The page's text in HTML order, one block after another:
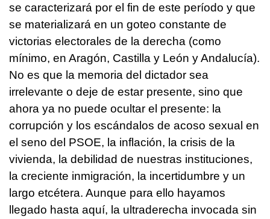
se caracterizará por el fin de este período y que
se materializará en un goteo constante de
victorias electorales de la derecha (como
mínimo, en Aragón, Castilla y León y Andalucía).
No es que la memoria del dictador sea
irrelevante o deje de estar presente, sino que
ahora ya no puede ocultar el presente: la
corrupción y los escándalos de acoso sexual en
el seno del PSOE, la inflación, la crisis de la
vivienda, la debilidad de nuestras instituciones,
la creciente inmigración, la incertidumbre y un
largo etcétera. Aunque para ello hayamos
llegado hasta aquí, la ultraderecha invocada sin